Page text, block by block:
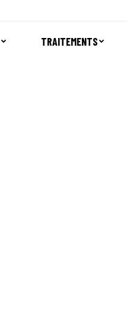
TRAITEMENTS